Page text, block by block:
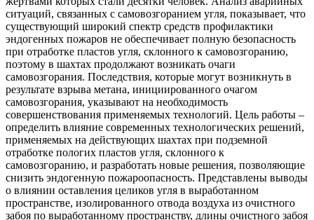
ситуаций, связанных с самовозгоранием угля, показывает, что
существующий широкий спектр средств профилактики
эндогенных пожаров не обеспечивает полную безопасность
при отработке пластов угля, склонного к самовозгоранию,
поэтому в шахтах продолжают возникать очаги
самовозгорания. Последствия, которые могут возникнуть в
результате взрыва метана, инициированного очагом
самовозгорания, указывают на необходимость
совершенствования применяемых технологий. Цель работы –
определить влияние современных технологических решений,
применяемых на действующих шахтах при подземной
отработке пологих пластов угля, склонного к
самовозгоранию, и разработать новые решения, позволяющие
снизить эндогенную пожароопасность. Представлены выводы
о влиянии оставления целиков угля в выработанном
пространстве, изолированного отвода воздуха из очистного
забоя по выработанному пространству, длины очистного забоя